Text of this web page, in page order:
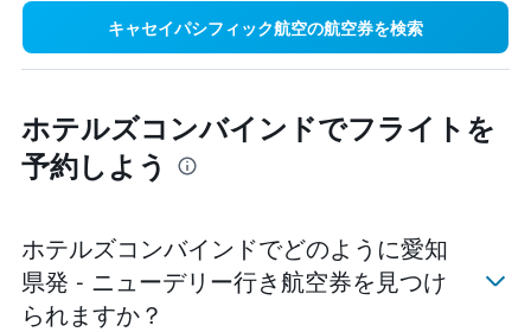
キャセイパシフィック航空の航空券を検索
ホテルズコンバインドでフライトを
予約しよう
ホテルズコンバインドでどのように愛知
県発 - ニューデリー​行き航空券を見つけ
られますか？